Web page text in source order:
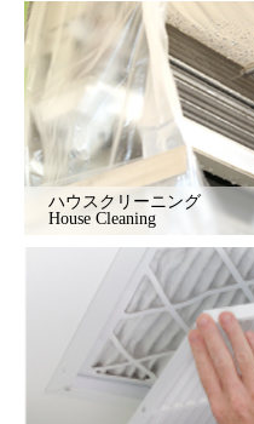
ハウスクリーニング
House Cleaning